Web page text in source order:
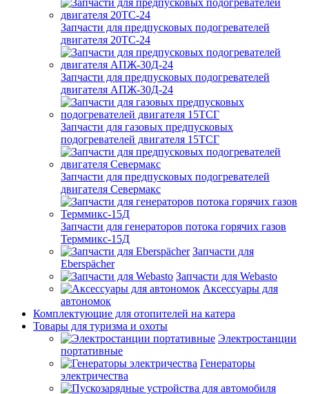
Запчасти для предпусковых подогревателей
двигателя 20ТС-24
Запчасти для предпусковых подогревателей
двигателя АПЖ-30Д-24
Запчасти для газовых предпусковых
подогревателей двигателя 15ТСГ
Запчасти для предпусковых подогревателей
двигателя Севермакс
Запчасти для генераторов потока горячих газов
Терммикс-15Д
Запчасти для
Eberspächer
Запчасти для Webasto
Аксессуары для
автономок
Комплектующие для отопителей на катера
Товары для туризма и охоты
Электростанции
портативные
Генераторы
электричества